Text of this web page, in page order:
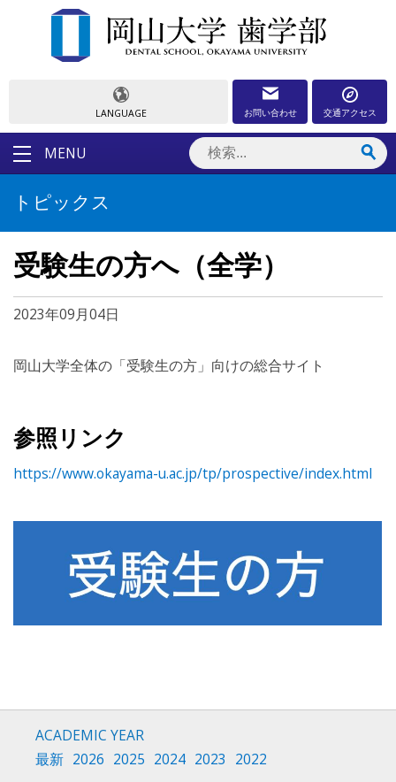
LANGUAGE お問い合わせ 交通アクセス
MENU
トピックス
受験生の方へ（全学）
2023年09月04日
岡山大学全体の「受験生の方」向けの総合サイト
参照リンク
https://www.okayama-u.ac.jp/tp/prospective/index.html
ACADEMIC YEAR
最新 2026 2025 2024 2023 2022